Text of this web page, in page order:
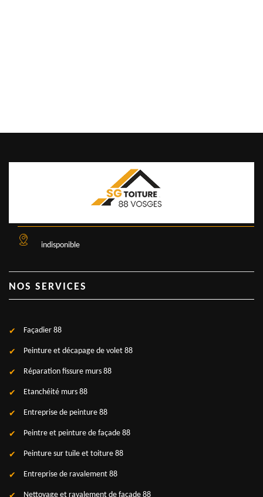
indisponible
NOS SERVICES
Façadier 88
Peinture et décapage de volet 88
Réparation fissure murs 88
Etanchéité murs 88
Entreprise de peinture 88
Peintre et peinture de façade 88
Peinture sur tuile et toiture 88
Entreprise de ravalement 88
Nettoyage et ravalement de façade 88